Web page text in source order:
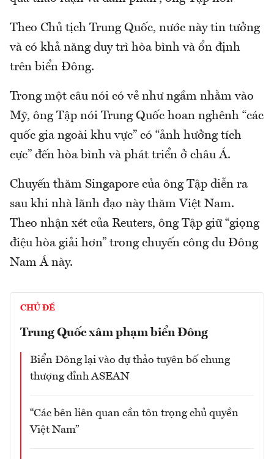
Theo Chủ tịch Trung Quốc, nước này tin tưởng
và có khả năng duy trì hòa bình và ổn định
trên biển Đông.
Trong một câu nói có vẻ như ngầm nhằm vào
Mỹ, ông Tập nói Trung Quốc hoan nghênh “các
quốc gia ngoài khu vực” có “ảnh hưởng tích
cực” đến hòa bình và phát triển ở châu Á.
Chuyến thăm Singapore của ông Tập diễn ra
sau khi nhà lãnh đạo này thăm Việt Nam.
Theo nhận xét của Reuters, ông Tập giữ “giọng
điệu hòa giải hơn” trong chuyến công du Đông
Nam Á này.
CHỦ ĐỀ
Trung Quốc xâm phạm biển Đông
Biển Đông lại vào dự thảo tuyên bố chung
thượng đỉnh ASEAN
“Các bên liên quan cần tôn trọng chủ quyền
Việt Nam”